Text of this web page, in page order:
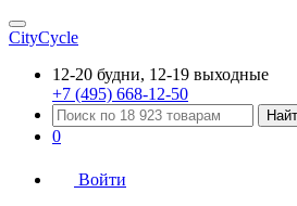
CityCycle
12-20 будни, 12-19 выходные
+7 (495) 668-12-50
0
Войти